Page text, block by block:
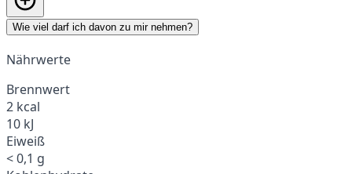
Wie viel darf ich davon zu mir nehmen?
Nährwerte
Brennwert
2 kcal
10 kJ
Eiweiß
< 0,1 g